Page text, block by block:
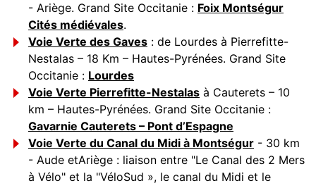
- Ariège. Grand Site Occitanie : Foix Montségur
Cités médiévales.
Voie Verte des Gaves : de Lourdes à Pierrefitte-
Nestalas – 18 Km – Hautes-Pyrénées. Grand Site
Occitanie : Lourdes
Voie Verte Pierrefitte-Nestalas à Cauterets – 10
km – Hautes-Pyrénées. Grand Site Occitanie :
Gavarnie Cauterets – Pont d’Espagne
Voie Verte du Canal du Midi à Montségur - 30 km
- Aude etAriège : liaison entre "Le Canal des 2 Mers
à Vélo" et la "VéloSud », le canal du Midi et le